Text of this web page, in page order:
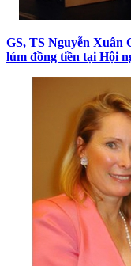
GS, TS Nguyễn Xuân
lúm đồng tiền tại Hội